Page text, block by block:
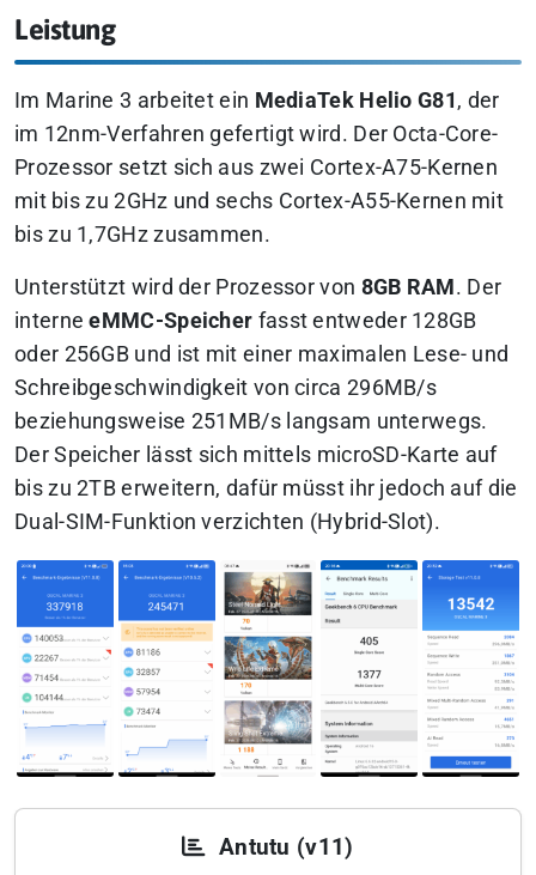
Leistung
Im Marine 3 arbeitet ein MediaTek Helio G81 , der
im 12nm-Verfahren gefertigt wird. Der Octa-Core-
Prozessor setzt sich aus zwei Cortex-A75-Kernen
mit bis zu 2GHz und sechs Cortex-A55-Kernen mit
bis zu 1,7GHz zusammen.
Unterstützt wird der Prozessor von 8GB RAM . Der
interneeMMC-Speicher fasst entweder 128GB
oder 256GB und ist mit einer maximalen Lese- und
Schreibgeschwindigkeit von circa 296MB/s
beziehungsweise 251MB/s langsam unterwegs.
Der Speicher lässt sich mittels microSD-Karte auf
bis zu 2TB erweitern, dafür müsst ihr jedoch auf die
Dual-SIM-Funktion verzichten (Hybrid-Slot).
Antutu (v11)